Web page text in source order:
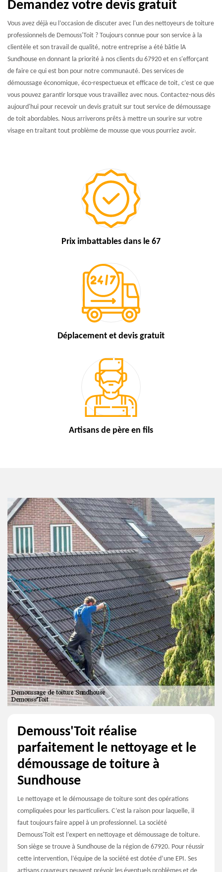
Demandez votre devis gratuit
Vous avez déjà eu l’occasion de discuter avec l'un des nettoyeurs de toiture
professionnels de Demouss'Toit ? Toujours connue pour son service à la
clientèle et son travail de qualité, notre entreprise a été bâtie lA
Sundhouse en donnant la priorité à nos clients du 67920 et en s'efforçant
de faire ce qui est bon pour notre communauté. Des services de
démoussage économique, éco-respectueux et efficace de toit, c’est ce que
vous pouvez garantir lorsque vous travaillez avec nous. Contactez-nous dès
aujourd'hui pour recevoir un devis gratuit sur tout service de démoussage
de toit abordables. Nous arriverons prêts à mettre un sourire sur votre
visage en traitant tout problème de mousse que vous pourriez avoir.
Prix imbattables dans le 67
Déplacement et devis gratuit
Artisans de père en fils
Demouss'Toit réalise
parfaitement le nettoyage et le
démoussage de toiture à
Sundhouse
Le nettoyage et le démoussage de toiture sont des opérations
compliquées pour les particuliers. C’est la raison pour laquelle, il
faut toujours faire appel à un professionnel. La société
Demouss'Toit est l’expert en nettoyage et démoussage de toiture.
Son siège se trouve à Sundhouse de la région de 67920. Pour réussir
cette intervention, l’équipe de la société est dotée d’une EPI. Ses